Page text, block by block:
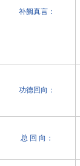
补阙真言：
功德回向：
总 回 向：